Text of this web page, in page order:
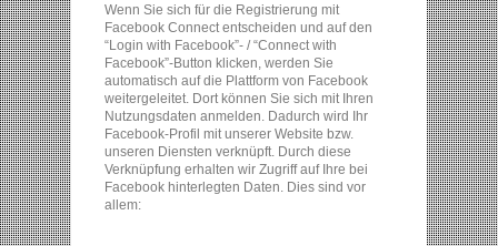
Wenn Sie sich für die Registrierung mit
Facebook Connect entscheiden und auf den
“Login with Facebook”- / “Connect with
Facebook”-Button klicken, werden Sie
automatisch auf die Plattform von Facebook
weitergeleitet. Dort können Sie sich mit Ihren
Nutzungsdaten anmelden. Dadurch wird Ihr
Facebook-Profil mit unserer Website bzw.
unseren Diensten verknüpft. Durch diese
Verknüpfung erhalten wir Zugriff auf Ihre bei
Facebook hinterlegten Daten. Dies sind vor
allem: